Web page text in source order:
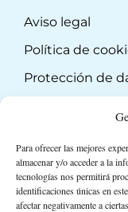
Para ofrecer las mejores
almacenar y/o acceder a la
tecnologías nos permitirá
identificaciones únicas en
afectar negativamente a
Aviso legal
Política de
Protección de